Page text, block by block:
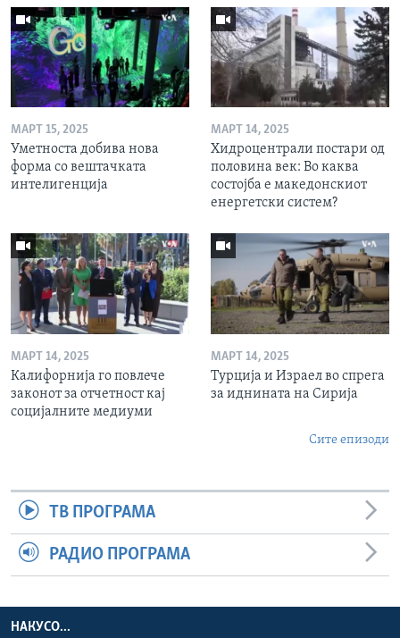
МАРТ 15, 2025
Уметноста добива нова
форма со вештачката
интелигенција
МАРТ 14, 2025
Хидроцентрали постари од
половина век: Во каква
состојба е македонскиот
енергетски систем?
МАРТ 14, 2025
Калифорнија го повлече
законот за отчетност кај
социјалните медиуми
МАРТ 14, 2025
Турција и Израел во спрега
за иднината на Сирија
Сите епизоди
ТВ ПРОГРАМА
РАДИО ПРОГРАМА
НАКУСО...